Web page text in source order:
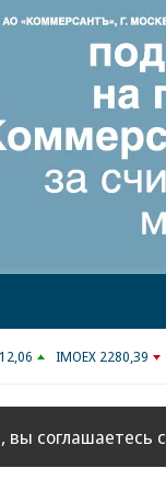
IMOEX 2280,39
вы соглашаетесь с